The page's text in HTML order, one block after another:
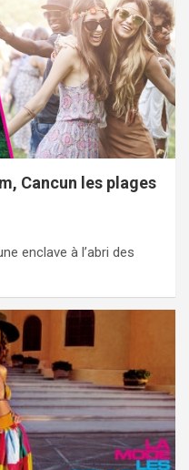
Cancun les plages
enclave à l’abri des